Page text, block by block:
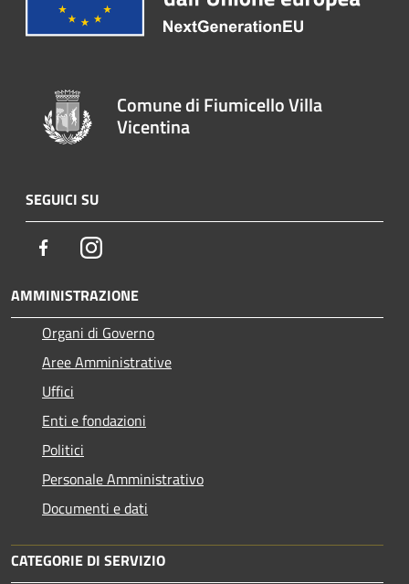
Comune di Fiumicello Villa
Vicentina
SEGUICI SU
FacebookInstagram
AMMINISTRAZIONE
Organi di Governo
Aree Amministrative
Uffici
Enti e fondazioni
Politici
Personale Amministrativo
Documenti e dati
CATEGORIE DI SERVIZIO